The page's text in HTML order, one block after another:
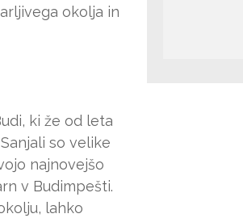
okolja in
ki že od leta
so velike
najnovejšo
v Budimpešti.
lahko